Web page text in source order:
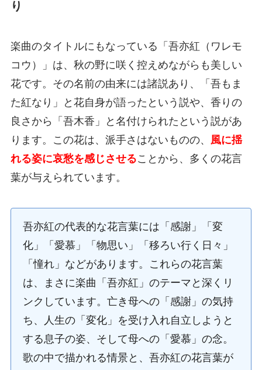
り
楽曲のタイトルにもなっている「吾亦紅（ワレモ
コウ）」は、秋の野に咲く控えめながらも美しい
花です。その名前の由来には諸説あり、「吾もま
た紅なり」と花自身が語ったという説や、香りの
良さから「吾木香」と名付けられたという説があ
ります。この花は、派手さはないものの、 風に揺
れる姿に哀愁を感じさせることから、多くの花言
葉が与えられています。
吾亦紅の代表的な花言葉には「感謝」「変
化」「愛慕」「物思い」「移ろい行く日々」
「憧れ」などがあります。これらの花言葉
は、まさに楽曲「吾亦紅」のテーマと深くリ
ンクしています。亡き母への「感謝」の気持
ち、人生の「変化」を受け入れ自立しようと
する息子の姿、そして母への「愛慕」の念。
歌の中で描かれる情景と、吾亦紅の花言葉が